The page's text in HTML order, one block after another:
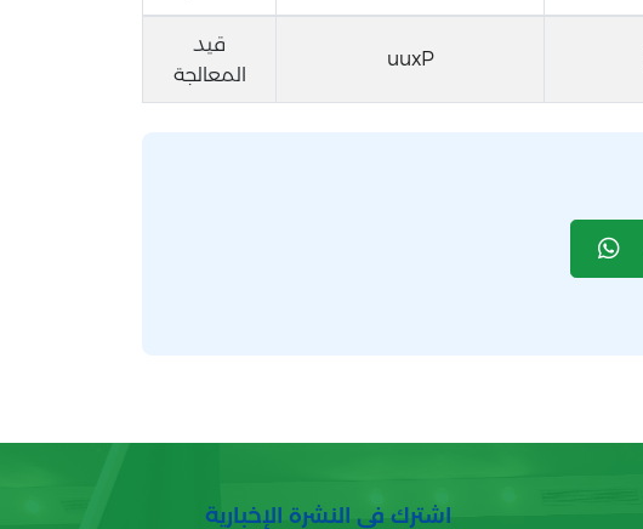
uuxP
قيد
المعالجة
اشترك في النشرة الإخبارية